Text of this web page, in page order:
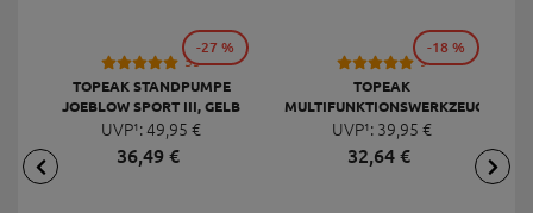
53
TOPEAK STANDPUMPE
JOEBLOW SPORT III, GELB
UVP¹:49,95 €
36,49€
-27 %
9
TOPEAK
MULTIFUNKTIONSWERKZEUG
MINI 20 PRO
UVP¹: 39,95 €
32,64€
-18 %